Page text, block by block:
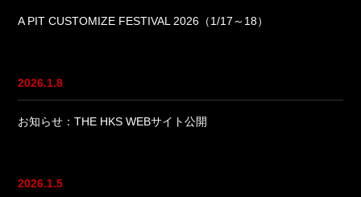
A PIT CUSTOMIZE FESTIVAL 2026（1/17～18）
2026.1.8
お知らせ：THE HKS WEBサイト公開
2026.1.5